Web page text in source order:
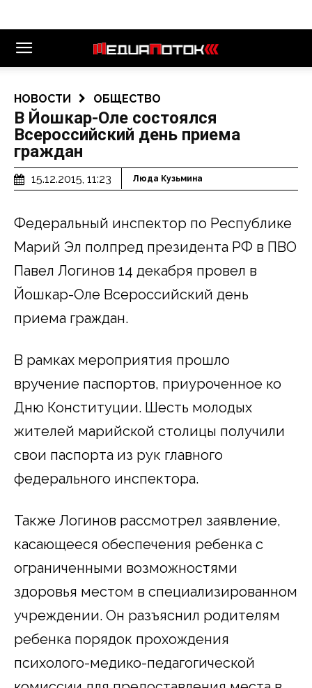
НОВОСТИ ОБЩЕСТВО
В Йошкар-Оле состоялся
Всероссийский день приема
граждан
15.12.2015, 11:23 Люда Кузьмина
Федеральный инспектор по Республике
Марий Эл полпред президента РФ в ПВО
Павел Логинов 14 декабря провел в
Йошкар-Оле Всероссийский день
приема граждан.
В рамках мероприятия прошло
вручение паспортов, приуроченное ко
Дню Конституции. Шесть молодых
жителей марийской столицы получили
свои паспорта из рук главного
федерального инспектора.
Также Логинов рассмотрел заявление,
касающееся обеспечения ребенка с
ограниченными возможностями
здоровья местом в специализированном
учреждении. Он разъяснил родителям
ребенка порядок прохождения
психолого-медико-педагогической